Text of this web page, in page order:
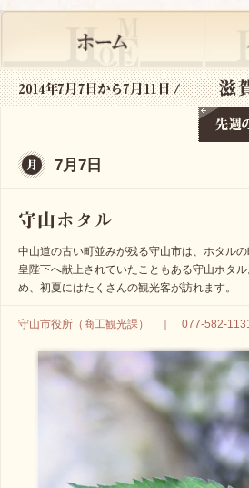
7月7日
中山道の古い町並みが残る守山市は、ホタル
皇陛下へ献上されていたこともある守山ホタ
め、初夏にはたくさんの観光客が訪れます。
守山市役所（商工観光課） ｜ 077-582-